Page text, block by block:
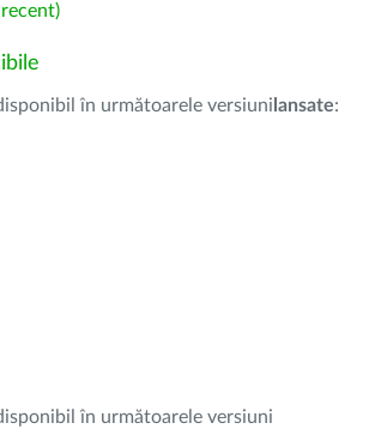
în următoarele versiuni lansate:
în următoarele versiuni